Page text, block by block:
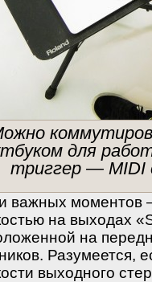
для
триггер — MIDI
важных моментов
на выходах
на
Разумеется,
выходного